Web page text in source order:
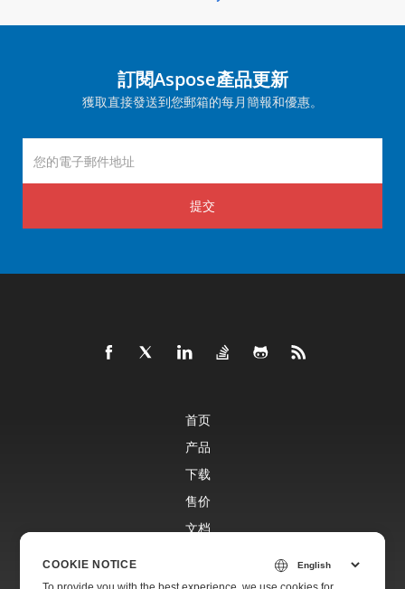
訂閱Aspose產品更新
獲取直接發送到您郵箱的每月簡報和優惠。
提交
首页
产品
下载
售价
文档
COOKIE NOTICE